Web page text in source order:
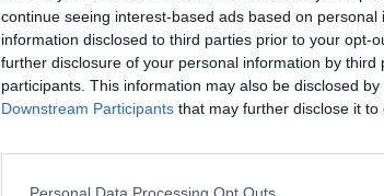
continue seeing interest-based ads based on
information disclosed to third parties prior to your opt-
further disclosure of your personal information by third
participants. This information may also be disclosed
Downstream Participants that may further disclose it to
Hotel Villa Rosa - Colombare - Via Quasimodo, 4 (Brescia)
"L'Hotel Villa Rosa si trova a Colombare a 20 mt dalla spiaggia
Hotel Villa Rosa- Desenzano Del Garda - Lungolago C.
"Il Villa Rosa Hotel si trova a Desenzano nella splendida
"L'Hotel Villa Ruscello si trova a circa un chilometro e mezzo di